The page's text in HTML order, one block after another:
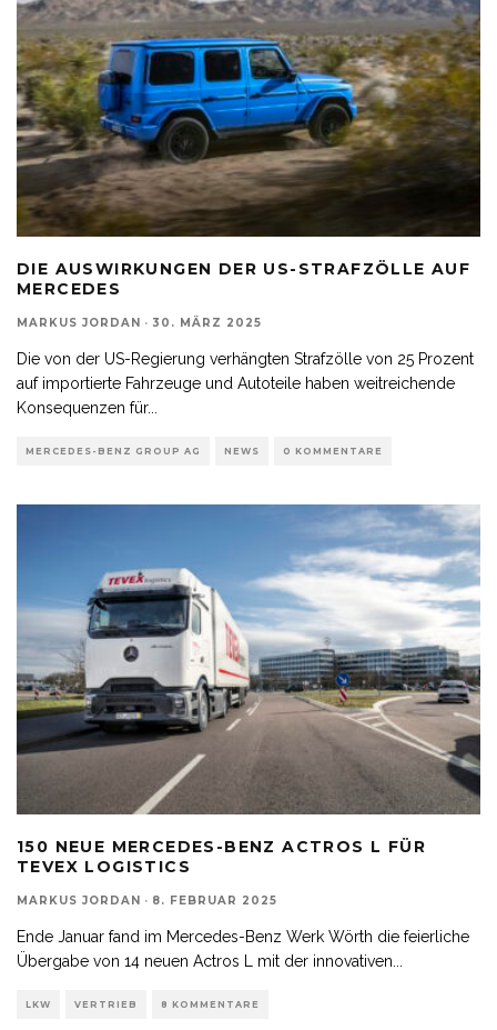
DIE AUSWIRKUNGEN DER US-STRAFZÖLLE AUF
MERCEDES
MARKUS JORDAN · 30. MÄRZ 2025
Die von der US-Regierung verhängten Strafzölle von 25 Prozent
auf importierte Fahrzeuge und Autoteile haben weitreichende
Konsequenzen für...
MERCEDES-BENZ GROUP AG NEWS 0 KOMMENTARE
150 NEUE MERCEDES-BENZ ACTROS L FÜR
TEVEX LOGISTICS
MARKUS JORDAN · 8. FEBRUAR 2025
Ende Januar fand im Mercedes-Benz Werk Wörth die feierliche
Übergabe von 14 neuen Actros L mit der innovativen
LKW VERTRIEB 8 KOMMENTARE